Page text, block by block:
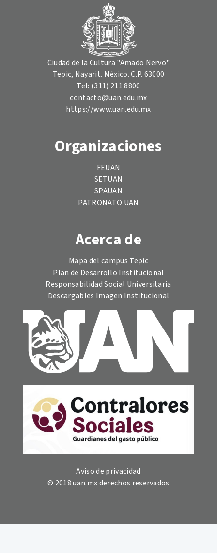
Ciudad de la Cultura "Amado Nervo"
Tepic, Nayarit. México. C.P. 63000
Tel: (311) 211 8800
contacto@uan.edu.mx
https://www.uan.edu.mx
Organizaciones
FEUAN
SETUAN
SPAUAN
PATRONATO UAN
Acerca de
Mapa del campus Tepic
Plan de Desarrollo Institucional
Responsabilidad Social Universitaria
Descargables Imagen Institucional
Aviso de privacidad
© 2018 uan.mx derechos reservados